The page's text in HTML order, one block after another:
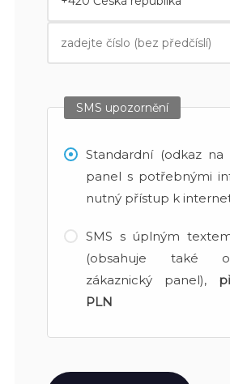
SMS upozornění
Standardní (odkaz na
panel s potřebnými
nutný přístup k
SMS s úplným
(obsahuje také
zákaznický panel),
PLN